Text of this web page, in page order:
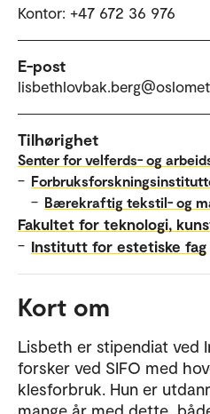
Kontor: +47 672 36 976
E-post
Tilhørighet
Senter for velferds- og
–
– Bærekraftig tekstil- og
Fakultet for teknologi,
– Institutt for estetiske fag
Kort om
Lisbeth er stipendiat ved
forsker ved SIFO med
klesforbruk. Hun er
mange år med dette,